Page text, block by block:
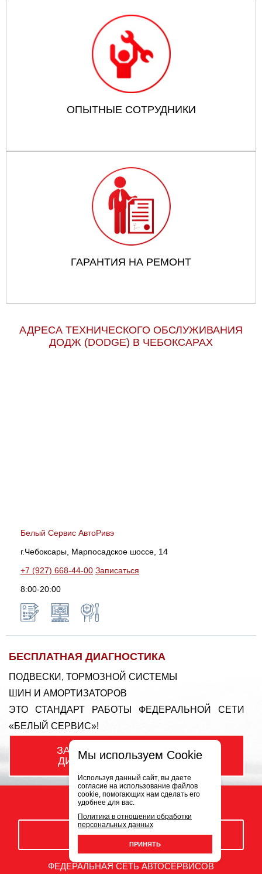
ОПЫТНЫЕ СОТРУДНИКИ
ГАРАНТИЯ НА РЕМОНТ
АДРЕСА ТЕХНИЧЕСКОГО ОБСЛУЖИВАНИЯ
ДОДЖ (DODGE) В ЧЕБОКСАРАХ
Белый Сервис АвтоРивэ
г.Чебоксары, Марпосадское шоссе, 14
+7 (927) 668-44-00 Записаться
8:00-20:00
БЕСПЛАТНАЯ ДИАГНОСТИКА
ПОДВЕСКИ, ТОРМОЗНОЙ СИСТЕМЫ
ШИН И АМОРТИЗАТОРОВ
ЭТО СТАНДАРТ РАБОТЫ ФЕДЕРАЛЬНОЙ СЕТИ
«БЕЛЫЙ СЕРВИС»!
ЗАПИСЬ НАБЕСПЛАТНУЮ
ДИАГНОСТИКУ ПОДВЕСКИ
ЗАКАЗАТЬ ЗВОНОК
ФЕДЕРАЛЬНАЯ СЕТЬ АВТОСЕРВИСОВ
Мы используем Cookie
Используя данный сайт, вы даете
согласие на использование файлов
cookie, помогающих нам сделать его
удобнее для вас.
Политика в отношении обработки
персональных данных
ПРИНЯТЬ